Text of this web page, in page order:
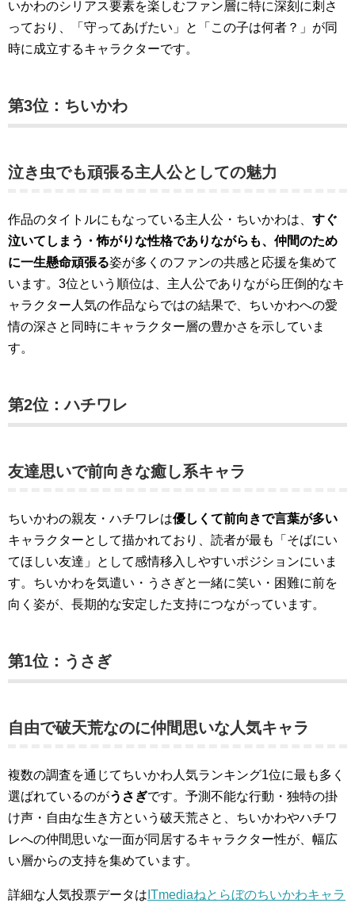
いかわのシリアス要素を楽しむファン層に特に深刻に刺さ
っており、「守ってあげたい」と「この子は何者？」が同
時に成立するキャラクターです。
第3位：ちいかわ
泣き虫でも頑張る主人公としての魅力
作品のタイトルにもなっている主人公・ちいかわは、 すぐ
泣いてしまう・怖がりな性格でありながらも、仲間のため
に一生懸命頑張る姿が多くのファンの共感と応援を集めて
います。3位という順位は、主人公でありながら圧倒的なキ
ャラクター人気の作品ならではの結果で、ちいかわへの愛
情の深さと同時にキャラクター層の豊かさを示していま
す。
第2位：ハチワレ
友達思いで前向きな癒し系キャラ
ちいかわの親友・ハチワレは優しくて前向きで言葉が多い
キャラクターとして描かれており、読者が最も「そばにい
てほしい友達」として感情移入しやすいポジションにいま
す。ちいかわを気遣い・うさぎと一緒に笑い・困難に前を
向く姿が、長期的な安定した支持につながっています。
第1位：うさぎ
自由で破天荒なのに仲間思いな人気キャラ
複数の調査を通じてちいかわ人気ランキング1位に最も多く
選ばれているのがうさぎです。予測不能な行動・独特の掛
け声・自由な生き方という破天荒さと、ちいかわやハチワ
レへの仲間思いな一面が同居するキャラクター性が、幅広
い層からの支持を集めています。
詳細な人気投票データは ITmediaねとらぼのちいかわキャラ